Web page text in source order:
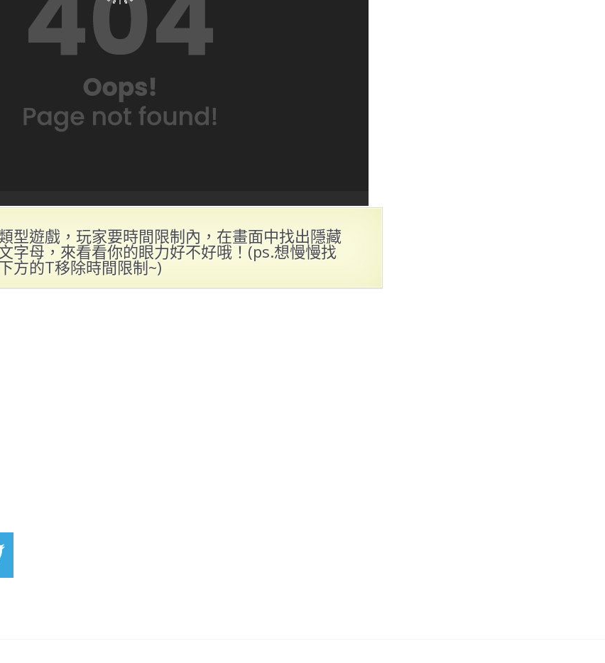
型遊戲，玩家要時間限制內，在畫面中找出隱藏
字母，來看看你的眼力好不好哦！(ps.想慢慢找
方的T移除時間限制~)